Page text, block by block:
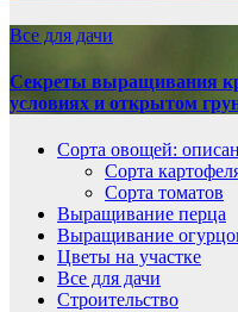
Все для дачи
Секреты выращивания
условиях и открытом
Сорта овощей:
Сорта
Сорта томатов
Выращивание перца
Выращивание
Цветы на участке
Все для дачи
Строительство